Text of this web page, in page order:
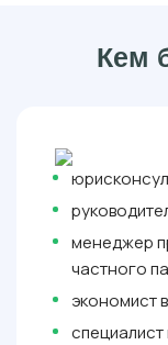
Кем
менеджер
частного
экономист